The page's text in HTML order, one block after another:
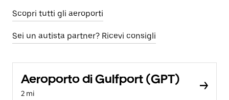
Scopri tutti gli aeroporti
Sei un autista partner? Ricevi consigli
Aeroporto di Gulfport (GPT)
2 mi